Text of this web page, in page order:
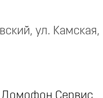
ул. Камская,